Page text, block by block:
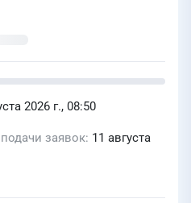
2026 г., 08:50
заявок 11 августа